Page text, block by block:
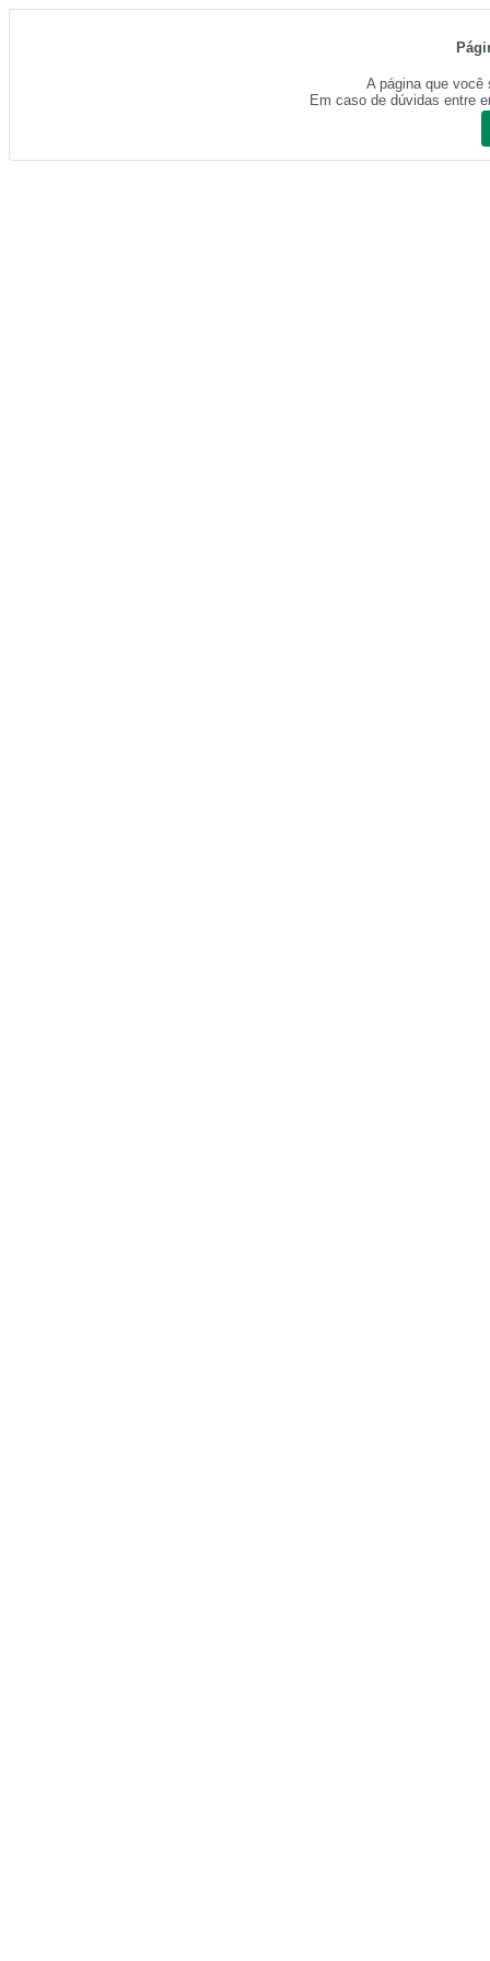
A página que você
Em caso de dúvidas entre